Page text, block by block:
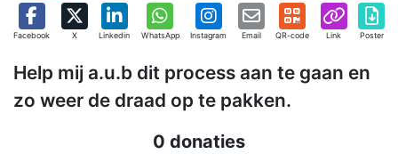
Facebook X Linkedin WhatsApp Instagram Email QR-code Link Poster
Help mij a.u.b dit process aan te gaan en
zo weer de draad op te pakken.
0 donaties